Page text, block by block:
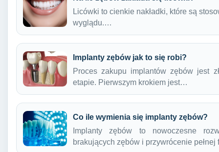
Licówki to cienkie nakładki, które są
wyglądu.…
Implanty zębów jak to się robi?
Proces zakupu implantów zębów jest
etapie. Pierwszym krokiem jest…
Co ile wymienia się implanty zębów?
Implanty zębów to nowoczesne
brakujących zębów i przywrócenie